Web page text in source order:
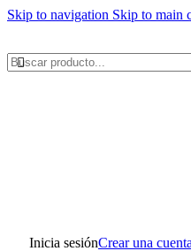
Skip to navigation Skip to main
Inicia sesiónCrear una